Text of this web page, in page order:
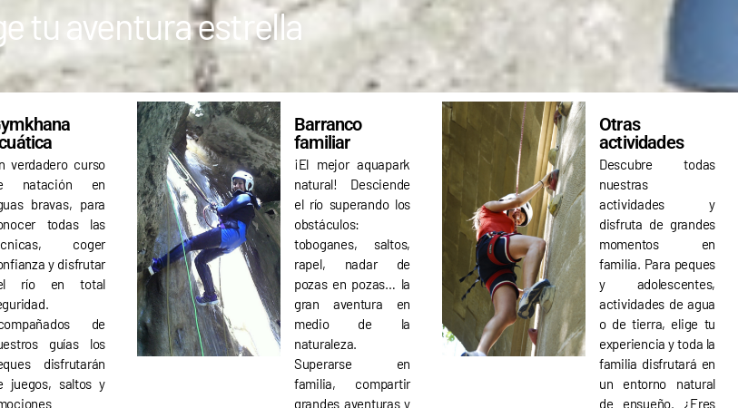
RAFTING
RAFTING
RAFTINGtu aventura estrella
verdadero curso
natación en
bravas, para
todas las
coger
y disfrutar
río en total
de
guías los
disfrutarán
juegos, saltos y
Barranco
familiar
¡El mejor aquapark
natural! Desciende
el río superando los
obstáculos:
toboganes, saltos,
rapel, nadar de
pozas en pozas… la
gran aventura en
medio de la
naturaleza.
Superarse en
familia, compartir
grandes aventuras y
Otras
actividades
Descubre todas
nuestras
actividades y
disfruta de grandes
momentos en
familia. Para peques
y adolescentes,
actividades de agua
o de tierra, elige tu
experiencia y toda la
familia disfrutará en
un entorno natural
de ensueño. ¿Eres